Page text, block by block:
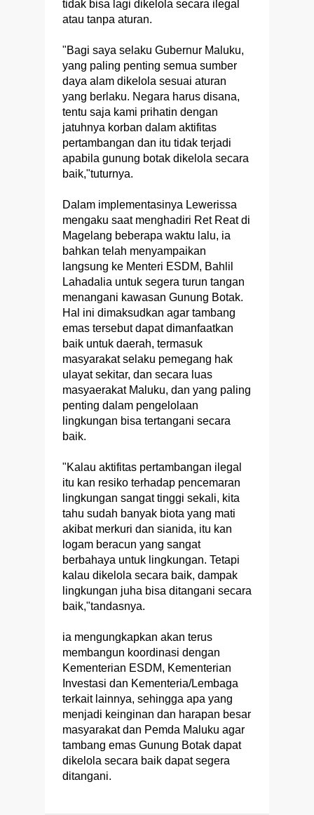
tidak bisa lagi dikelola secara ilegal
atau tanpa aturan.
"Bagi saya selaku Gubernur Maluku,
yang paling penting semua sumber
daya alam dikelola sesuai aturan
yang berlaku. Negara harus disana,
tentu saja kami prihatin dengan
jatuhnya korban dalam aktifitas
pertambangan dan itu tidak terjadi
apabila gunung botak dikelola secara
baik,"tuturnya.
Dalam implementasinya Lewerissa
mengaku saat menghadiri Ret Reat di
Magelang beberapa waktu lalu, ia
bahkan telah menyampaikan
langsung ke Menteri ESDM, Bahlil
Lahadalia untuk segera turun tangan
menangani kawasan Gunung Botak.
Hal ini dimaksudkan agar tambang
emas tersebut dapat dimanfaatkan
baik untuk daerah, termasuk
masyarakat selaku pemegang hak
ulayat sekitar, dan secara luas
masyaerakat Maluku, dan yang paling
penting dalam pengelolaan
lingkungan bisa tertangani secara
baik.
"Kalau aktifitas pertambangan ilegal
itu kan resiko terhadap pencemaran
lingkungan sangat tinggi sekali, kita
tahu sudah banyak biota yang mati
akibat merkuri dan sianida, itu kan
logam beracun yang sangat
berbahaya untuk lingkungan. Tetapi
kalau dikelola secara baik, dampak
lingkungan juha bisa ditangani secara
baik,"tandasnya.
ia mengungkapkan akan terus
membangun koordinasi dengan
Kementerian ESDM, Kementerian
Investasi dan Kementeria/Lembaga
terkait lainnya, sehingga apa yang
menjadi keinginan dan harapan besar
masyarakat dan Pemda Maluku agar
tambang emas Gunung Botak dapat
dikelola secara baik dapat segera
ditangani.